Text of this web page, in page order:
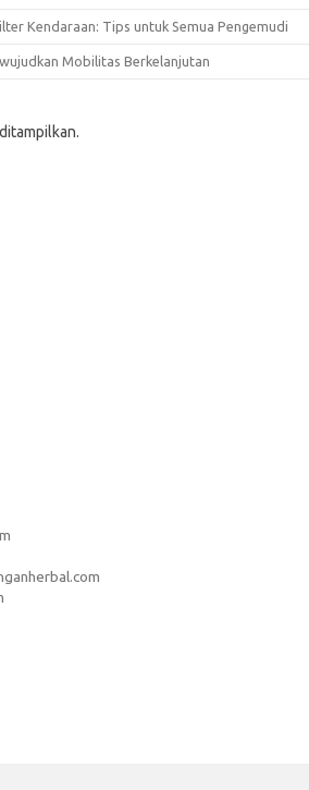
Kendaraan: Tips untuk Semua Pengemudi
Mobilitas Berkelanjutan